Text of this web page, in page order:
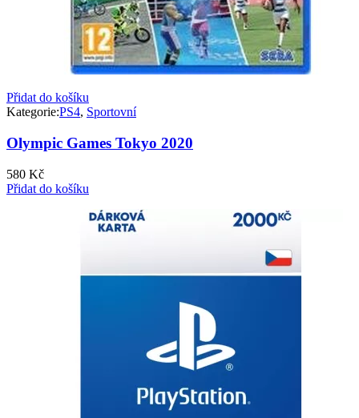
Přidat do košíku
Kategorie:PS4, Sportovní
Olympic Games Tokyo 2020
580 Kč
Přidat do košíku